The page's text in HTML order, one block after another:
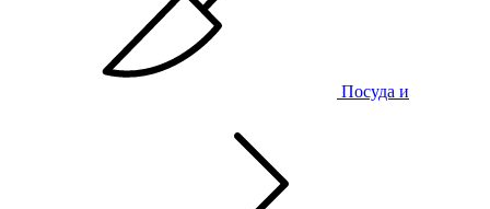
Посуда и